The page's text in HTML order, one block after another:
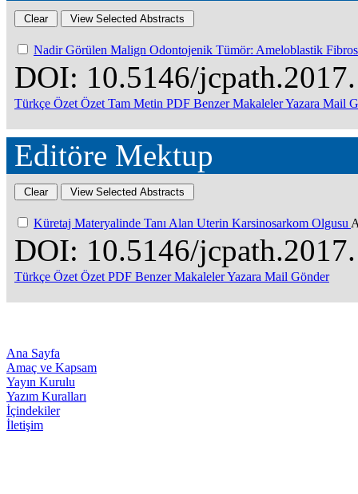
Nadir Görülen Malign Odontojenik Tümör: Ameloblastik
DOI: 10.5146/
Türkçe Özet Özet Tam Metin PDF Benzer MakalelerYazara Mail
Editöre Mektup
Küretaj Materyalinde Tanı Alan Uterin Karsinosarkom Olgusu
DOI: 10.5146/
Türkçe Özet Özet PDF Benzer MakalelerYazara Mail Gönder
Ana Sayfa
Amaç ve Kapsam
Yayın Kurulu
Yazım Kuralları
İçindekiler
İletişim